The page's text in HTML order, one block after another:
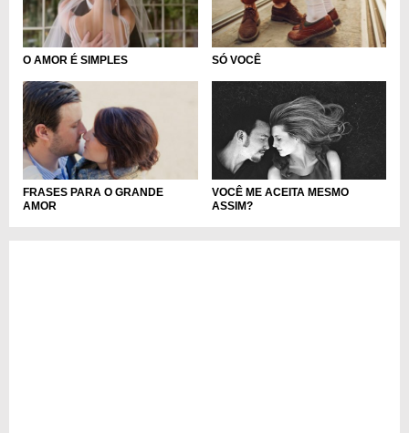
O AMOR É SIMPLES SÓ VOCÊ
FRASES PARA O GRANDE
AMOR
VOCÊ ME ACEITA MESMO
ASSIM?